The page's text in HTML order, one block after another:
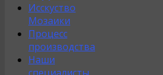
Исскуство
Мозаики
Процесс
производства
Наши